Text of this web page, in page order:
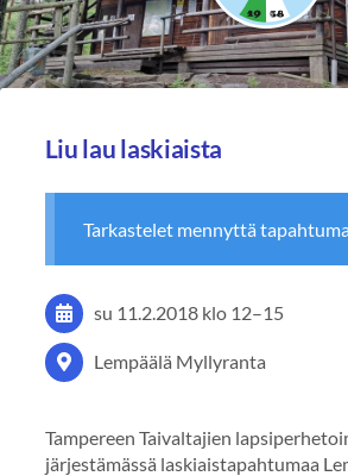
Liu lau laskiaista
Tarkastelet mennyttä
su 11.2.2018 klo 12–15
Lempäälä Myllyranta
Tampereen Taivaltajien
järjestämässä laskiaistapahtumaa